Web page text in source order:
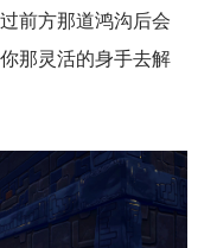
前方那道鸿沟后会
那灵活的身手去解